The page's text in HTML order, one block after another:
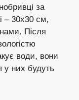
за
– 30х30 см,
Після
води, вони
у них будуть